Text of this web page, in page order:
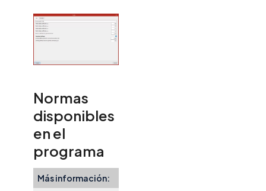
Normas
disponibles
en el
programa
Más información: